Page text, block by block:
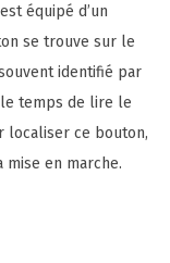
est équipé d’un
se trouve sur le
identifié par
temps de lire le
localiser ce bouton,
en marche.